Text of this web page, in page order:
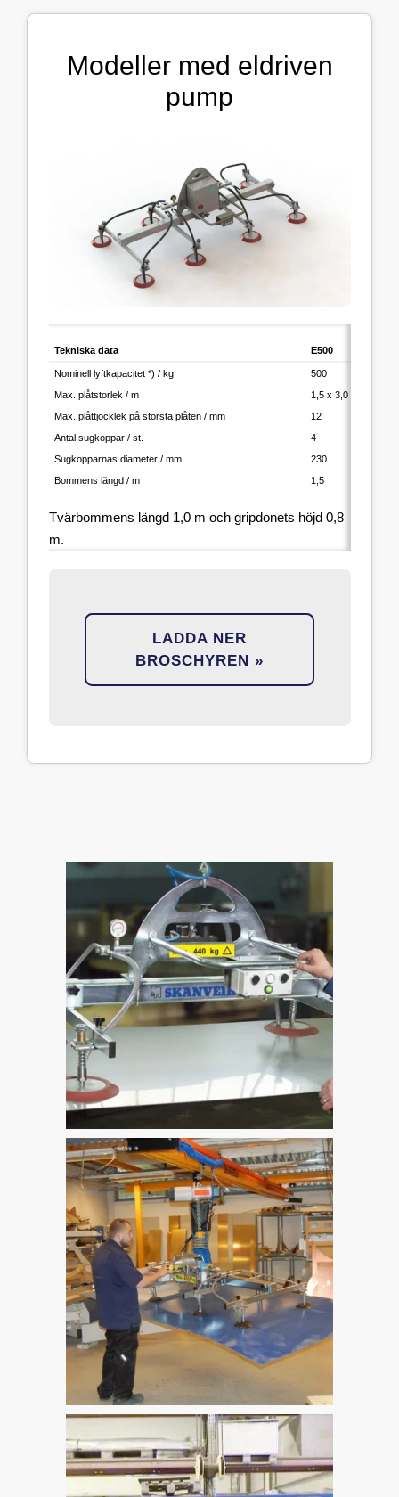
Modeller med eldriven
pump
Tekniska data E500
Nominell lyftkapacitet *) / kg 500
Max. plåtstorlek / m
1,5 x 3,0
Max. plåttjocklek på största plåten / mm
12
Antal sugkoppar / st.
4
Sugkopparnas diameter / mm
230
Bommens längd / m
1,5
Tvärbommens längd 1,0 m och gripdonets höjd 0,8
m.
LADDA NER
BROSCHYREN »